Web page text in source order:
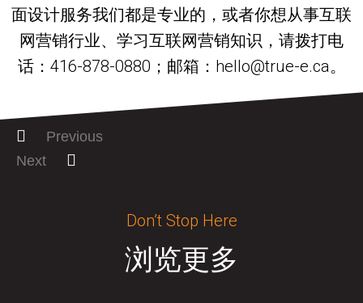
面设计服务我们都是专业的，或者你想从事互联
网营销行业、学习互联网营销知识，请拨打电
话：416-878-0880；邮箱：hello@true-e.ca。
Previous
Next
Don’t Stop Here
浏览更多